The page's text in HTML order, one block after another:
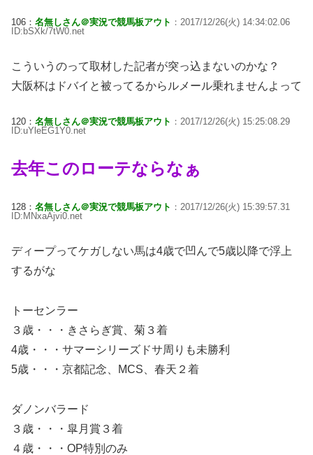
106： 名無しさん＠実況で競馬板アウト ：2017/12/26(火) 14:34:02.06
ID:bSXk/7tW0.net
こういうのって取材した記者が突っ込まないのかな？
大阪杯はドバイと被ってるからルメール乗れませんよって
120： 名無しさん＠実況で競馬板アウト ：2017/12/26(火) 15:25:08.29
ID:uYleEG1Y0.net
去年このローテならなぁ
128： 名無しさん＠実況で競馬板アウト ：2017/12/26(火) 15:39:57.31
ID:MNxaAjvi0.net
ディープってケガしない馬は4歳で凹んで5歳以降で浮上
するがな
トーセンラー
３歳・・・きさらぎ賞、菊３着
4歳・・・サマーシリーズドサ周りも未勝利
5歳・・・京都記念、MCS、春天２着
ダノンバラード
３歳・・・皐月賞３着
４歳・・・OP特別のみ